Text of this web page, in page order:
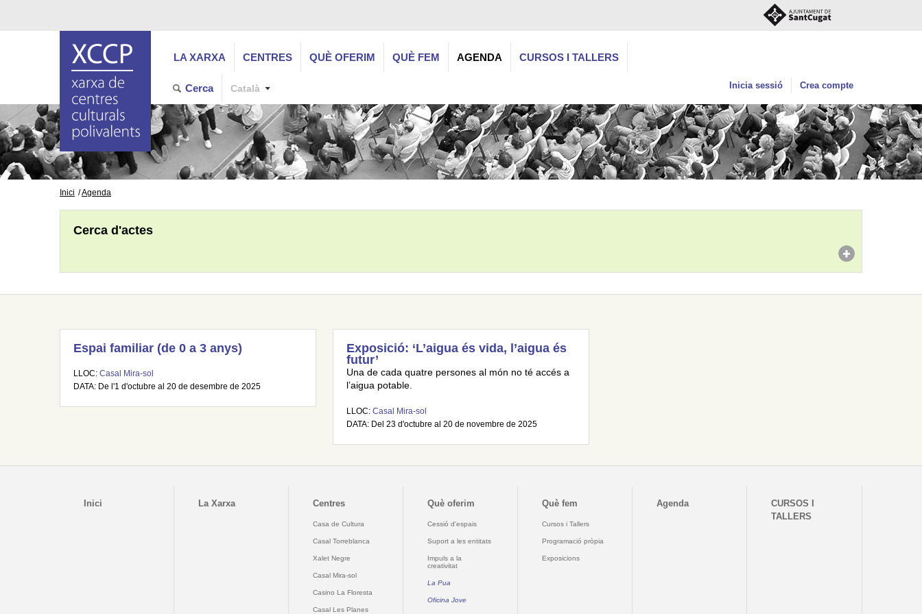
LA XARXA CENTRES QUÈ OFERIM QUÈ FEM AGENDA CURSOS I TALLERS
Cerca Català Inicia sessió Crea compte
Inici Agenda
Cerca d'actes
Espai familiar (de 0 a 3 anys)
LLOC: Casal Mira-sol
DATA: De l'1 d'octubre al 20 de desembre de 2025
Exposició: ‘L’aigua és vida, l’aigua és
futur’
Una de cada quatre persones al món no té accés a
l’aigua potable.
LLOC: Casal Mira-sol
DATA: Del 23 d'octubre al 20 de novembre de 2025
Inici La Xarxa Centres
Casa de Cultura
Casal Torreblanca
Xalet Negre
Casal Mira-sol
Casino La Floresta
Casal Les Planes
Què oferim
Cessió d'espais
Suport a les entitats
Impuls a la
creativitat
La Pua
Oficina Jove
Què fem
Cursos i Tallers
Programació pròpia
Exposicions
Agenda
CURSOS I
TALLERS